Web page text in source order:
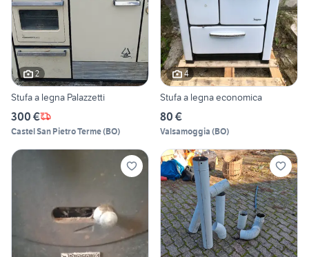
2
Stufa a legna Palazzetti
300 €
Castel San Pietro Terme(BO)
4
Stufa a legna economica
80 €
Valsamoggia (BO)